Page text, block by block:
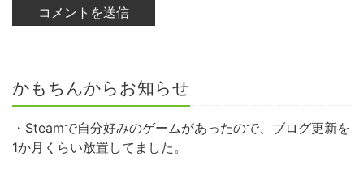
かもちんからお知らせ
・Steamで自分好みのゲームがあったので、ブログ更新を
1か月くらい放置してました。